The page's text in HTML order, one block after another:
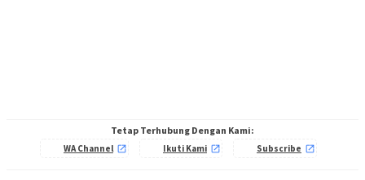
Tetap Terhubung Dengan Kami:
WA Channel Ikuti Kami Subscribe